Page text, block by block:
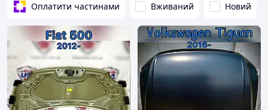
Оплатити частинами Вживаний Новий